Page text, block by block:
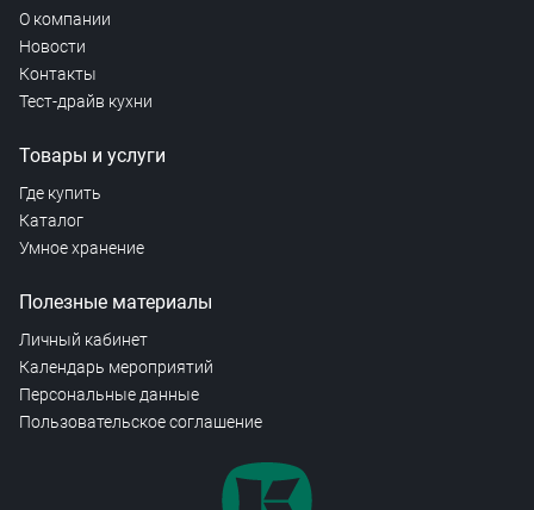
О компании
Новости
Контакты
Тест-драйв кухни
Товары и услуги
Где купить
Каталог
Умное хранение
Полезные материалы
Личный кабинет
Календарь мероприятий
Персональные данные
Пользовательское соглашение